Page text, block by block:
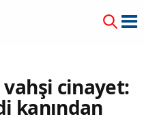
cinayet:
kanından